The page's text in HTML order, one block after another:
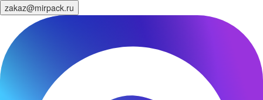
zakaz@mirpack.ru